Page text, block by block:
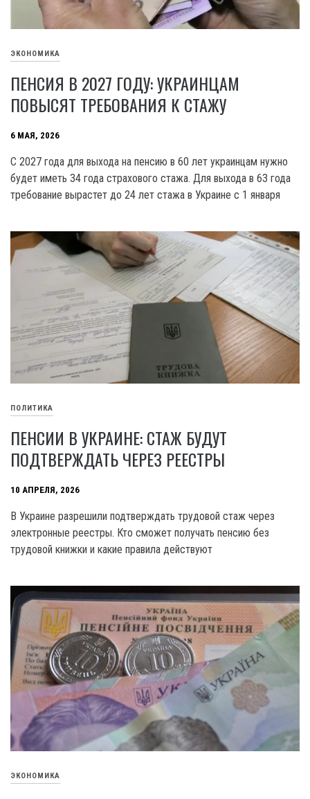
ЭКОНОМИКА
ПЕНСИЯ В 2027 ГОДУ: УКРАИНЦАМ
ПОВЫСЯТ ТРЕБОВАНИЯ К СТАЖУ
6 МАЯ, 2026
С 2027 года для выхода на пенсию в 60 лет украинцам нужно
будет иметь 34 года страхового стажа. Для выхода в 63 года
требование вырастет до 24 лет стажа в Украине с 1 января
ПОЛИТИКА
ПЕНСИИ В УКРАИНЕ: СТАЖ БУДУТ
ПОДТВЕРЖДАТЬ ЧЕРЕЗ РЕЕСТРЫ
10 АПРЕЛЯ, 2026
В Украине разрешили подтверждать трудовой стаж через
электронные реестры. Кто сможет получать пенсию без
трудовой книжки и какие правила действуют
ЭКОНОМИКА